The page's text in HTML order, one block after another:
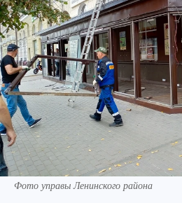
Фото управы Ленинского района